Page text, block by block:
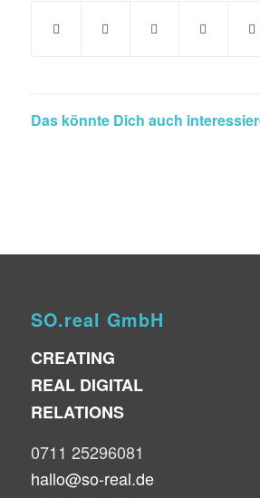
Das könnte Dich auch
SO.real GmbH
CREATING
REAL DIGITAL
RELATIONS
0711 25296081
hallo@so-real.de